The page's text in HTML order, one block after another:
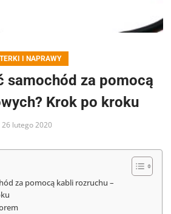
I NAPRAWY
samochód za pomocą
Krok po kroku
26 lutego 2020
za pomocą kabli rozruchu –